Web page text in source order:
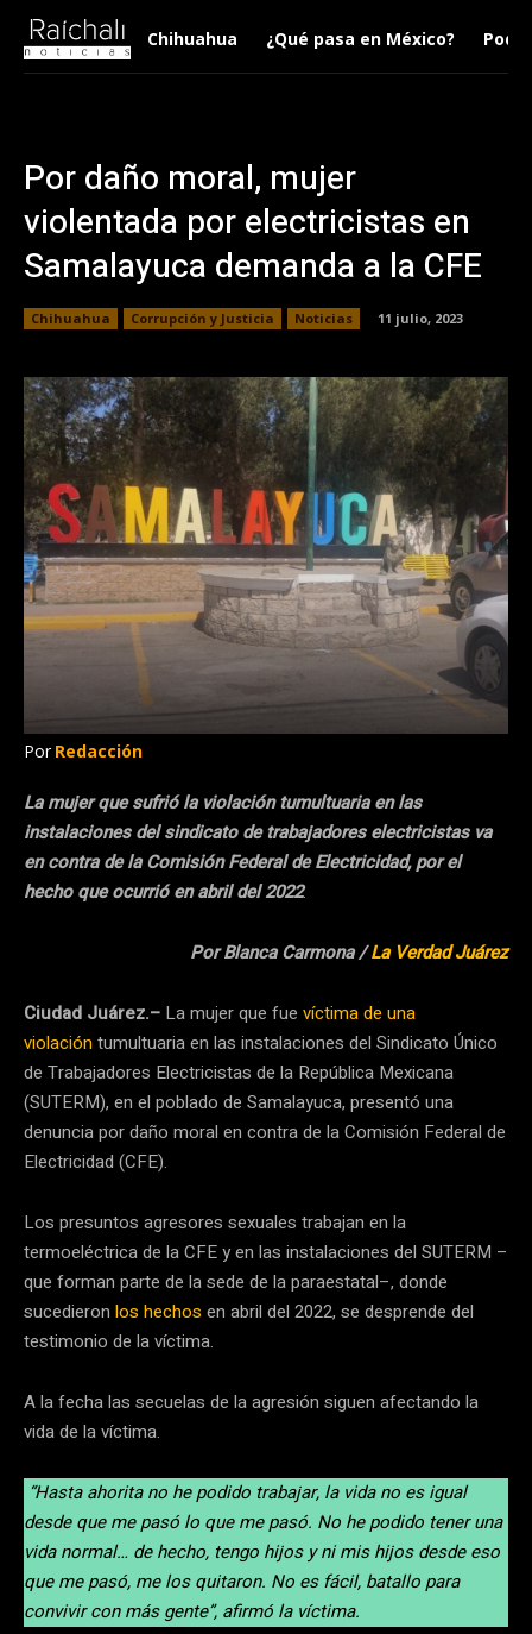
Chihuahua ¿Qué pasa en México?
Por daño moral, mujer
violentada por electricistas en
Samalayuca demanda a la CFE
Chihuahua Corrupción y Justicia Noticias 11 julio, 2023
Por Redacción
La mujer que sufrió la violación tumultuaria en las
instalaciones del sindicato de trabajadores electricistas va
en contra de la Comisión Federal de Electricidad, por el
hecho que ocurrió en abril del 2022.
Por Blanca Carmona /La Verdad Juárez
Ciudad Juárez.– La mujer que fue víctima de una
violacióntumultuaria en las instalaciones del Sindicato Único
de Trabajadores Electricistas de la República Mexicana
(SUTERM), en el poblado de Samalayuca, presentó una
denuncia por daño moral en contra de la Comisión Federal de
Electricidad (CFE).
Los presuntos agresores sexuales trabajan en la
termoeléctrica de la CFE y en las instalaciones del SUTERM –
que forman parte de la sede de la paraestatal–, donde
sucedieron los hechos en abril del 2022, se desprende del
testimonio de la víctima.
A la fecha las secuelas de la agresión siguen afectando la
vida de la víctima.
“Hasta ahorita no he podido trabajar, la vida no es igual
desde que me pasó lo que me pasó. No he podido tener una
vida normal… de hecho, tengo hijos y ni mis hijos desde eso
que me pasó, me los quitaron. No es fácil, batallo para
convivir con más gente”, afirmó la víctima.